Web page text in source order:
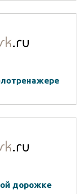
дорожке